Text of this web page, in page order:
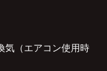
気（エアコン使用時